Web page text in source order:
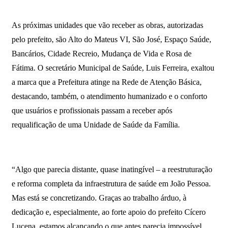
As próximas unidades que vão receber as obras, autorizadas
pelo prefeito, são Alto do Mateus VI, São José, Espaço Saúde,
Bancários, Cidade Recreio, Mudança de Vida e Rosa de
Fátima. O secretário Municipal de Saúde, Luis Ferreira, exaltou
a marca que a Prefeitura atinge na Rede de Atenção Básica,
destacando, também, o atendimento humanizado e o conforto
que usuários e profissionais passam a receber após
requalificação de uma Unidade de Saúde da Família.
“Algo que parecia distante, quase inatingível – a reestruturação
e reforma completa da infraestrutura de saúde em João Pessoa.
Mas está se concretizando. Graças ao trabalho árduo, à
dedicação e, especialmente, ao forte apoio do prefeito Cícero
Lucena, estamos alcançando o que antes parecia impossível.